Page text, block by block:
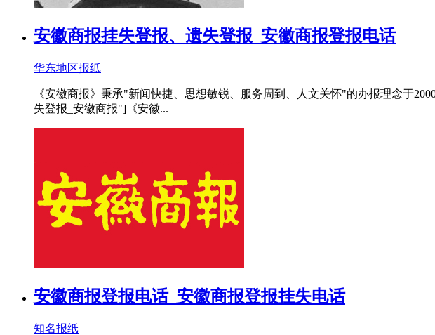
安徽商报挂失登报、遗失登报_安徽商报登报电话
华东地区报纸
《安徽商报》秉承"新闻快捷、思想敏锐、服务周到、人文关怀"的办报理念于
失登报_安徽商报"]《安徽...
安徽商报登报电话_安徽商报登报挂失电话
知名报纸